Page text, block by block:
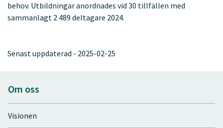
Om oss
Visionen
behov. Utbildningar anordnades vid 30 tillfällen med
sammanlagt 2 489 deltagare 2024.
Senast uppdaterad - 2025-02-25